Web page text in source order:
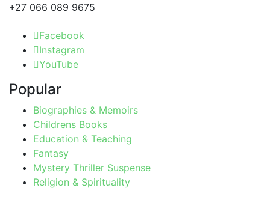
+27 066 089 9675
Facebook
Instagram
YouTube
Popular
Biographies & Memoirs
Childrens Books
Education & Teaching
Fantasy
Mystery Thriller Suspense
Religion & Spirituality